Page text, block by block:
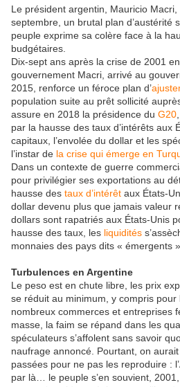
Le président argentin, Mauricio
septembre, un brutal plan d’austérité
peuple exprime sa colère face à la
budgétaires.
Dix-sept ans après la crise de 2001
gouvernement Macri, arrivé au
2015, renforce un féroce plan d’
population suite au prêt sollicité
assure en 2018 la présidence du G20
par la hausse des taux d’intérêts aux
capitaux, l’envolée du dollar et les
l’instar de la crise qui émerge en
Dans un contexte de guerre
pour privilégier ses exportations au
hausse des taux d’intérêt aux États-
dollar devenu plus que jamais valeur
dollars sont rapatriés aux États-Unis
hausse des taux, les liquidités
monnaies des pays dits « émergents
Turbulences en Argentine
Le peso est en chute libre, les prix
se réduit au minimum, y compris
nombreux commerces et entreprises
masse, la faim se répand dans les
spéculateurs s’affolent sans savoir
naufrage annoncé. Pourtant, on
passées pour ne pas les reproduire :
par là… le peuple s’en souvient,